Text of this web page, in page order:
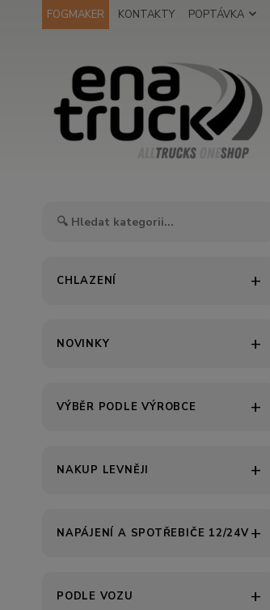
FOGMAKER KONTAKTY POPTÁVKA
CHLAZENÍ
NOVINKY
VÝBĚR PODLE VÝROBCE
NAKUP LEVNĚJI
NAPÁJENÍ A SPOTŘEBIČE 12/24V
PODLE VOZU